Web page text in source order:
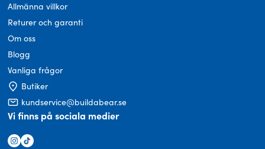
Allmänna villkor
Returer och garanti
Om oss
Blogg
Vanliga frågor
Butiker
kundservice@buildabear.se
Vi finns på sociala medier